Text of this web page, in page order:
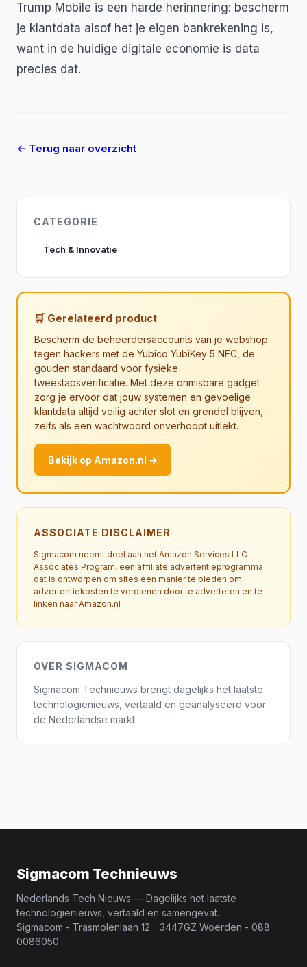
Trump Mobile is een harde herinnering: bescherm
je klantdata alsof het je eigen bankrekening is,
want in de huidige digitale economie is data
precies dat.
← Terug naar overzicht
CATEGORIE
Tech & Innovatie
🛒 Gerelateerd product
Bescherm de beheerdersaccounts van je webshop
tegen hackers met de Yubico YubiKey 5 NFC, de
gouden standaard voor fysieke
tweestapsverificatie. Met deze onmisbare gadget
zorg je ervoor dat jouw systemen en gevoelige
klantdata altijd veilig achter slot en grendel blijven,
zelfs als een wachtwoord onverhoopt uitlekt.
Bekijk op Amazon.nl →
ASSOCIATE DISCLAIMER
Sigmacom neemt deel aan het Amazon Services LLC
Associates Program, een affiliate advertentieprogramma
dat is ontworpen om sites een manier te bieden om
advertentiekosten te verdienen door te adverteren en te
linken naar Amazon.nl
OVER SIGMACOM
Sigmacom Technieuws brengt dagelijks het laatste
technologienieuws, vertaald en geanalyseerd voor
de Nederlandse markt.
Sigmacom Technieuws
Nederlands Tech Nieuws — Dagelijks het laatste
technologienieuws, vertaald en samengevat.
Sigmacom - Trasmolenlaan 12 - 3447GZ Woerden - 088-
0086050